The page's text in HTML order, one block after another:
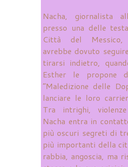
Nacha, giornalista
presso una delle
Città del Messico,
avrebbe dovuto
tirarsi indietro,
Esther le propone
“Maledizione delle
lanciare le loro
Tra intrighi,
Nacha entra in
più oscuri segreti di
più importanti della
rabbia, angoscia, ma